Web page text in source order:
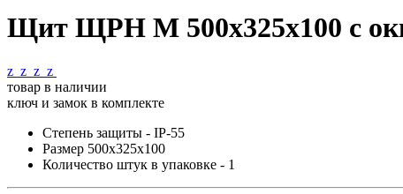
Щит ЩРН М 500х325х100 с
z z z z
товар в наличии
ключ и замок в комплекте
Степень защиты - IP-55
Размер 500х325х100
Количество штук в упаковке - 1